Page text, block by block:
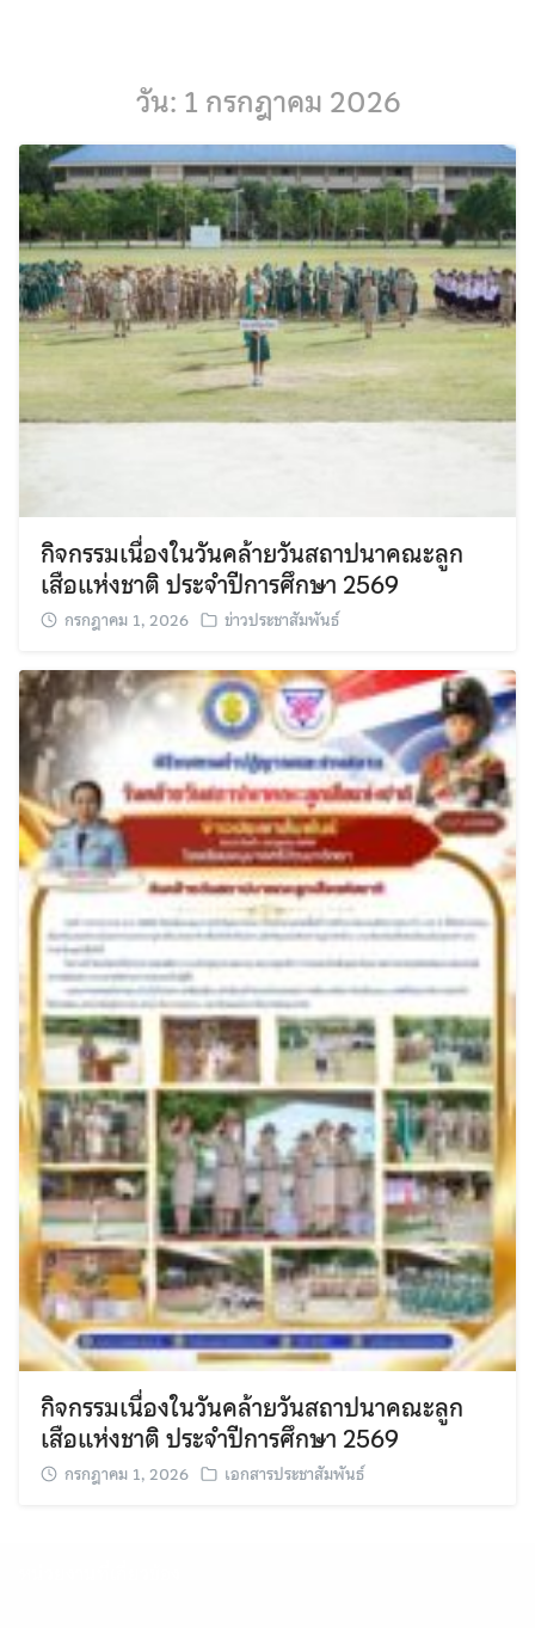
วัน: 1 กรกฎาคม 2026
กิจกรรมเนื่องในวันคล้ายวันสถาปนาคณะลูก
เสือแห่งชาติ ประจำปีการศึกษา 2569
กรกฎาคม 1, 2026 ข่าวประชาสัมพันธ์
กิจกรรมเนื่องในวันคล้ายวันสถาปนาคณะลูก
เสือแห่งชาติ ประจำปีการศึกษา 2569
กรกฎาคม 1, 2026 เอกสารประชาสัมพันธ์